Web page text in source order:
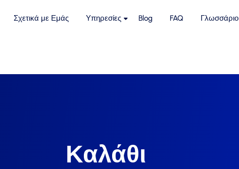
Σχετικά με Εμάς Υπηρεσίες Blog FAQ Γλωσσάριο
Καλάθι